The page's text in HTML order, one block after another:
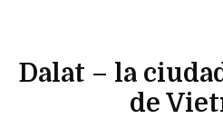
Dalat – la
de